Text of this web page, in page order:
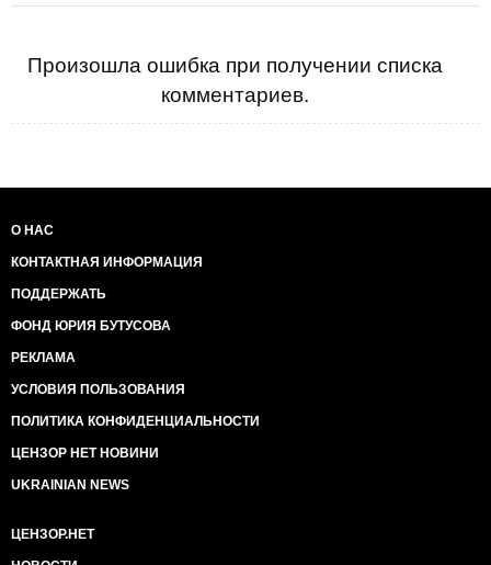
Произошла ошибка при получении списка
комментариев.
О НАС
КОНТАКТНАЯ ИНФОРМАЦИЯ
ПОДДЕРЖАТЬ
ФОНД ЮРИЯ БУТУСОВА
РЕКЛАМА
УСЛОВИЯ ПОЛЬЗОВАНИЯ
ПОЛИТИКА КОНФИДЕНЦИАЛЬНОСТИ
ЦЕНЗОР НЕТ НОВИНИ
UKRAINIAN NEWS
ЦЕНЗОР.НЕТ